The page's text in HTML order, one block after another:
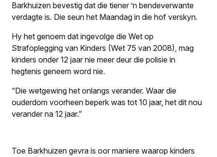
Barkhuizen bevestig dat die tiener ’n bendeverwante
verdagte is. Die seun het Maandag in die hof verskyn.
Hy het genoem dat ingevolge die Wet op
Strafoplegging van Kinders (Wet 75 van 2008), mag
kinders onder 12 jaar nie meer deur die polisie in
hegtenis geneem word nie.
“Die wetgewing het onlangs verander. Waar die
ouderdom voorheen beperk was tot 10 jaar, het dit nou
verander na 12 jaar.”
Toe Barkhuizen gevra is oor maniere waarop kinders